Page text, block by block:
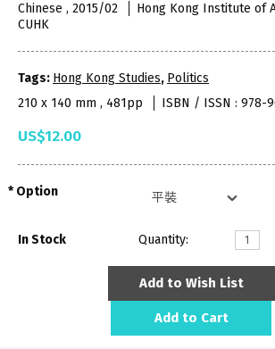
Chinese , 2015/02
Hong Kong Institute of
CUHK
Tags: Hong Kong Studies, Politics
210 x 140 mm , 481pp
ISBN / ISSN : 978-
US$12.00
Option
In Stock Quantity:
Add to Wish List
Add to Cart